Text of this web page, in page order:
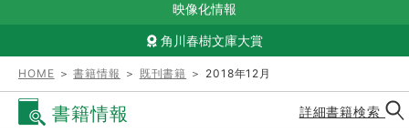
映像化情報
角川春樹文庫大賞
HOME ＞書籍情報 ＞ 既刊書籍 ＞ 2018年12月
書籍情報 詳細書籍検索